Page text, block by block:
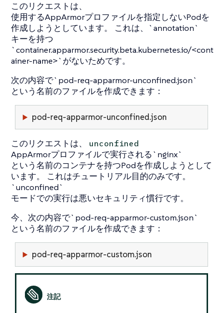
このリクエストは、
使用するAppArmorプロファイルを指定しないPodを
作成しようとしています。 これは、`annotation`
キーを持つ
`container.apparmor.security.beta.kubernetes.io/<cont
ainer-name>`がないためです。
次の内容で`pod-req-apparmor-unconfined.json`
という名前のファイルを作成できます：
pod-req-apparmor-unconfined.json
このリクエストは、 unconfined
AppArmorプロファイルで実行される`nginx`
という名前のコンテナを持つPodを作成しようとして
います。 これはチュートリアル目的のみです。
`unconfined`
モードでの実行は悪いセキュリティ慣行です。
今、次の内容で`pod-req-apparmor-custom.json`
という名前のファイルを作成できます：
pod-req-apparmor-custom.json